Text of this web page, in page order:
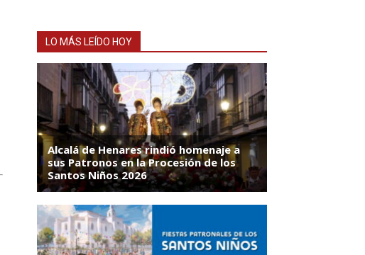
LO MÁS LEÍDO HOY